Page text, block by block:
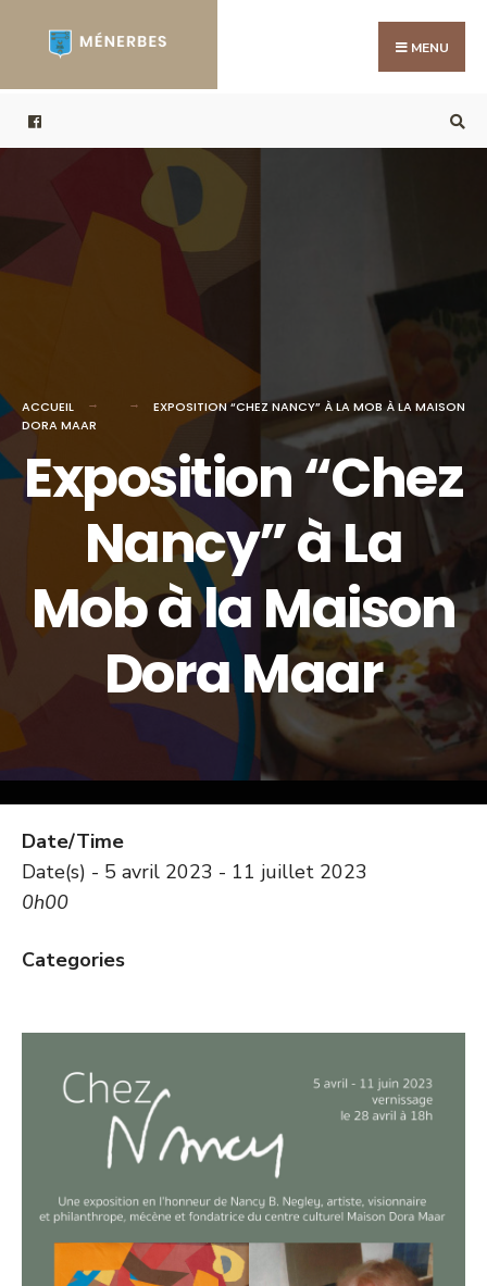
MENU
ACCUEIL
EXPOSITION “CHEZ NANCY” À LA MOB À LA MAISON
DORA MAAR
Exposition “Chez
Nancy” à La
Mob à la Maison
Dora Maar
Date/Time
Date(s) - 5 avril 2023 - 11 juillet 2023
0h00
Categories
for: